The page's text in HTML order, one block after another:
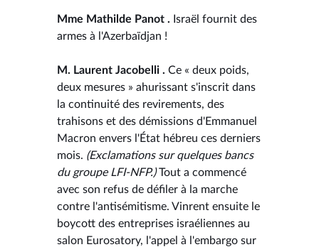
Mme Mathilde Panot . Israël fournit des
armes à l'Azerbaïdjan !
M. Laurent Jacobelli . Ce « deux poids,
deux mesures » ahurissant s'inscrit dans
la continuité des revirements, des
trahisons et des démissions d'Emmanuel
Macron envers l'État hébreu ces derniers
mois. (Exclamations sur quelques bancs
du groupe LFI-NFP.)Tout a commencé
avec son refus de défiler à la marche
contre l'antisémitisme. Vinrent ensuite le
boycott des entreprises israéliennes au
salon Eurosatory, l'appel à l'embargo sur